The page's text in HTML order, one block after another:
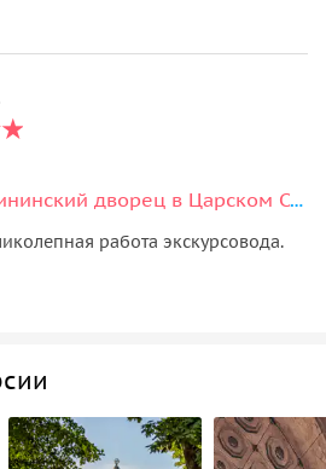
Изысканный Екатерининский дворец в Царском Селе (Янтарная комната)
работа экскурсовода.